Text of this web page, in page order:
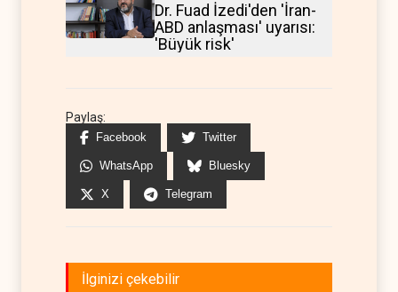
Dr. Fuad İzedi'den 'İran-
ABD anlaşması' uyarısı:
'Büyük risk'
Paylaş:
Facebook Twitter
WhatsApp Bluesky
X Telegram
İlginizi çekebilir